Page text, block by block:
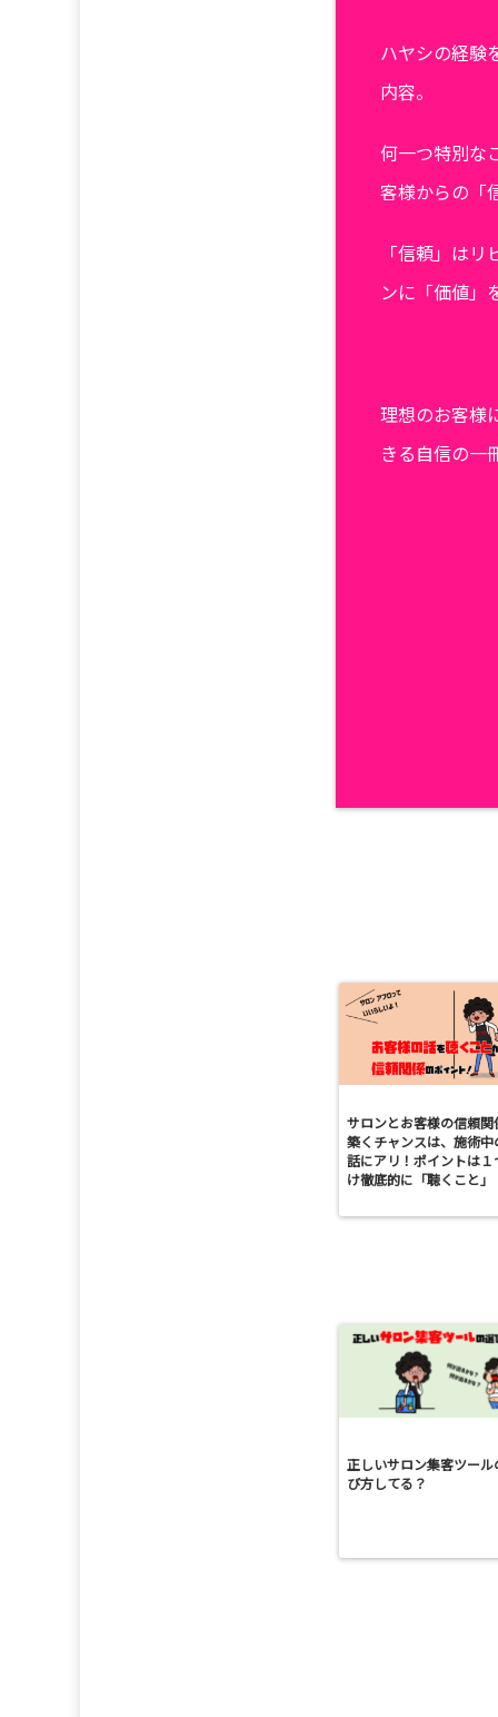
ハヤシの経験
内容。
何一つ特別な
客様からの「
「信頼」は
ンに「価値」
理想のお客様
きる自信の一
サロンとお客様の信頼関
築くチャンスは、施術中
話にアリ！ポイントは１
け徹底的に「聴くこと」
正しいサロン集客ツール
び方してる？